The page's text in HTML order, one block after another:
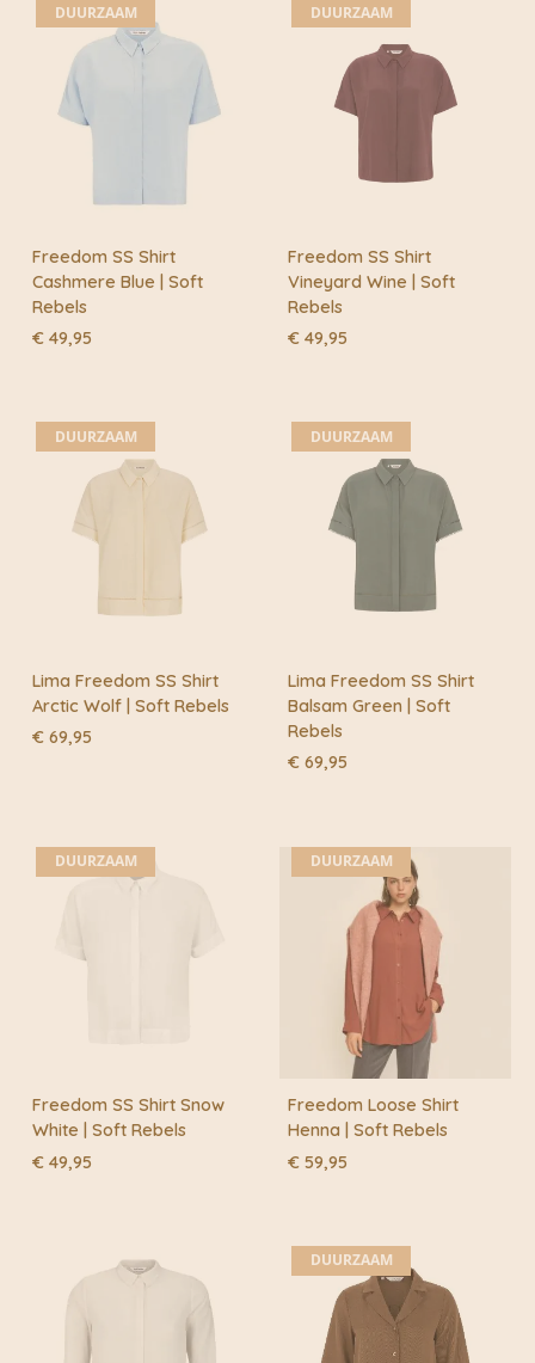
DUURZAAM
Freedom SS Shirt
Cashmere Blue | Soft
Rebels
€ 49,95
DUURZAAM
Freedom SS Shirt
Vineyard Wine | Soft
Rebels
€ 49,95
DUURZAAM
Lima Freedom SS Shirt
Arctic Wolf | Soft Rebels
€ 69,95
DUURZAAM
Lima Freedom SS Shirt
Balsam Green | Soft
Rebels
€ 69,95
DUURZAAM
Freedom SS Shirt Snow
White | Soft Rebels
€ 49,95
DUURZAAM
Freedom Loose Shirt
Henna | Soft Rebels
€ 59,95
DUURZAAM